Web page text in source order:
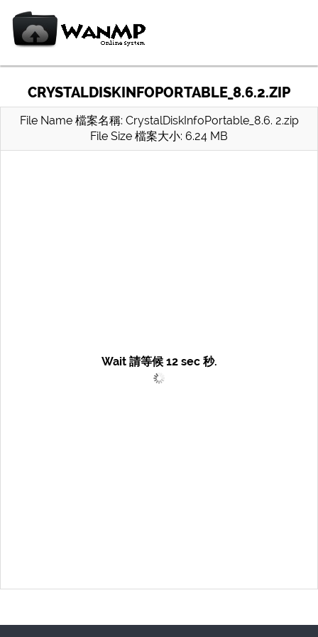
CRYSTALDISKINFOPORTABLE_8.6.2.ZIP
File Name 檔案名稱: CrystalDiskInfoPortable_8.6. 2.zip
File Size 檔案大小: 6.24 MB
Wait 請等候 12sec 秒.